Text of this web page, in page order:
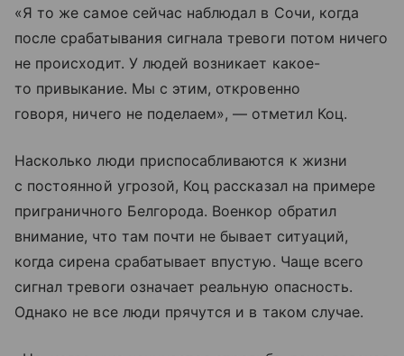
«Я то же самое сейчас наблюдал в Сочи, когда
после срабатывания сигнала тревоги потом ничего
не происходит. У людей возникает какое-
то привыкание. Мы с этим, откровенно
говоря, ничего не поделаем», — отметил Коц.
Насколько люди приспосабливаются к жизни
с постоянной угрозой, Коц рассказал на примере
приграничного Белгорода. Военкор обратил
внимание, что там почти не бывает ситуаций,
когда сирена срабатывает впустую. Чаще всего
сигнал тревоги означает реальную опасность.
Однако не все люди прячутся и в таком случае.